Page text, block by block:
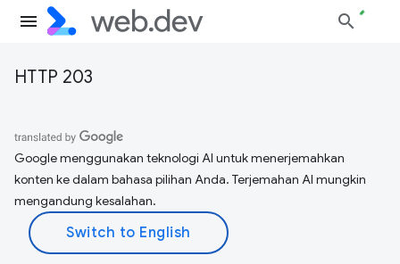
HTTP 203
Google menggunakan teknologi AI untuk menerjemahkan
konten ke dalam bahasa pilihan Anda. Terjemahan AI mungkin
mengandung kesalahan.